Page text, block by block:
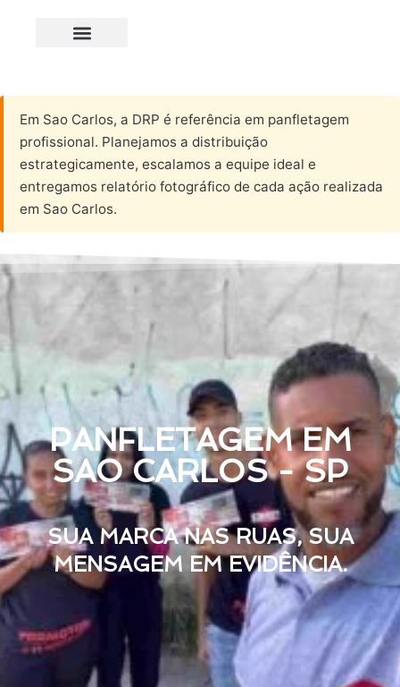
Em Sao Carlos, a DRP é referência em panfletagem
profissional. Planejamos a distribuição
estrategicamente, escalamos a equipe ideal e
entregamos relatório fotográfico de cada ação realizada
em Sao Carlos.
PANFLETAGEM EM
SAO CARLOS - SP
SUA MARCA NAS RUAS, SUA
MENSAGEM EM EVIDÊNCIA.